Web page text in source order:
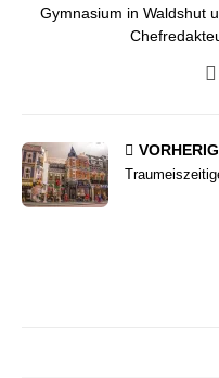
Gymnasium in Waldshut